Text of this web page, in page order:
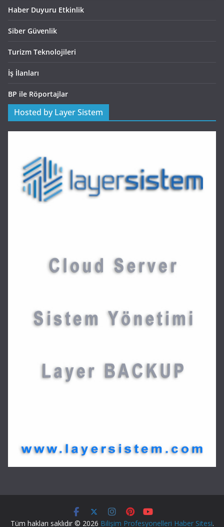
Haber Duyuru Etkinlik
Siber Güvenlik
Turizm Teknolojileri
İş İlanları
BP ile Röportajlar
Hosted by Layer Sistem
Tüm hakları saklıdır © 2026 Bilişim Profesyonelleri Haber Sitesi.